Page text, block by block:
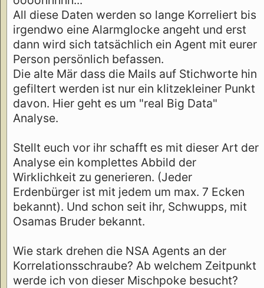
All diese Daten werden so lange Korreliert bis
irgendwo eine Alarmglocke angeht und erst
dann wird sich tatsächlich ein Agent mit eurer
Person persönlich befassen.
Die alte Mär dass die Mails auf Stichworte hin
gefiltert werden ist nur ein klitzekleiner Punkt
davon. Hier geht es um "real Big Data"
Analyse.
Stellt euch vor ihr schafft es mit dieser Art der
Analyse ein komplettes Abbild der
Wirklichkeit zu generieren. (Jeder
Erdenbürger ist mit jedem um max. 7 Ecken
bekannt). Und schon seit ihr, Schwupps, mit
Osamas Bruder bekannt.
Wie stark drehen die NSA Agents an der
Korrelationsschraube? Ab welchem Zeitpunkt
werde ich von dieser Mischpoke besucht?